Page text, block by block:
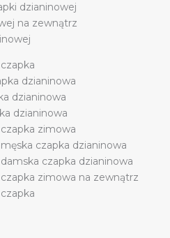
dzianinowej
na zewnątrz
dzianinowa
dzianinowa
dzianinowa
zimowa
czapka dzianinowa
czapka dzianinowa
zimowa na zewnątrz